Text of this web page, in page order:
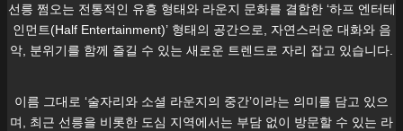
선릉 쩜오는 전통적인 유흥 형태와 라운지 문화를 결합한 ‘하프 엔터테
인먼트(Half Entertainment)’ 형태의 공간으로, 자연스러운 대화와 음
악, 분위기를 함께 즐길 수 있는 새로운 트렌드로 자리 잡고 있습니다.
이름 그대로 ‘술자리와 소셜 라운지의 중간’이라는 의미를 담고 있으
며, 최근 선릉을 비롯한 도심 지역에서는 부담 없이 방문할 수 있는 라